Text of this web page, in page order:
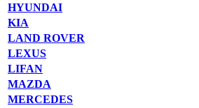
HYUNDAI
KIA
LAND ROVER
LEXUS
LIFAN
MAZDA
MERCEDES